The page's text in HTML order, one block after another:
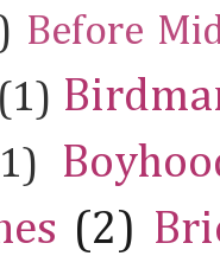
Before
(1)
(2)